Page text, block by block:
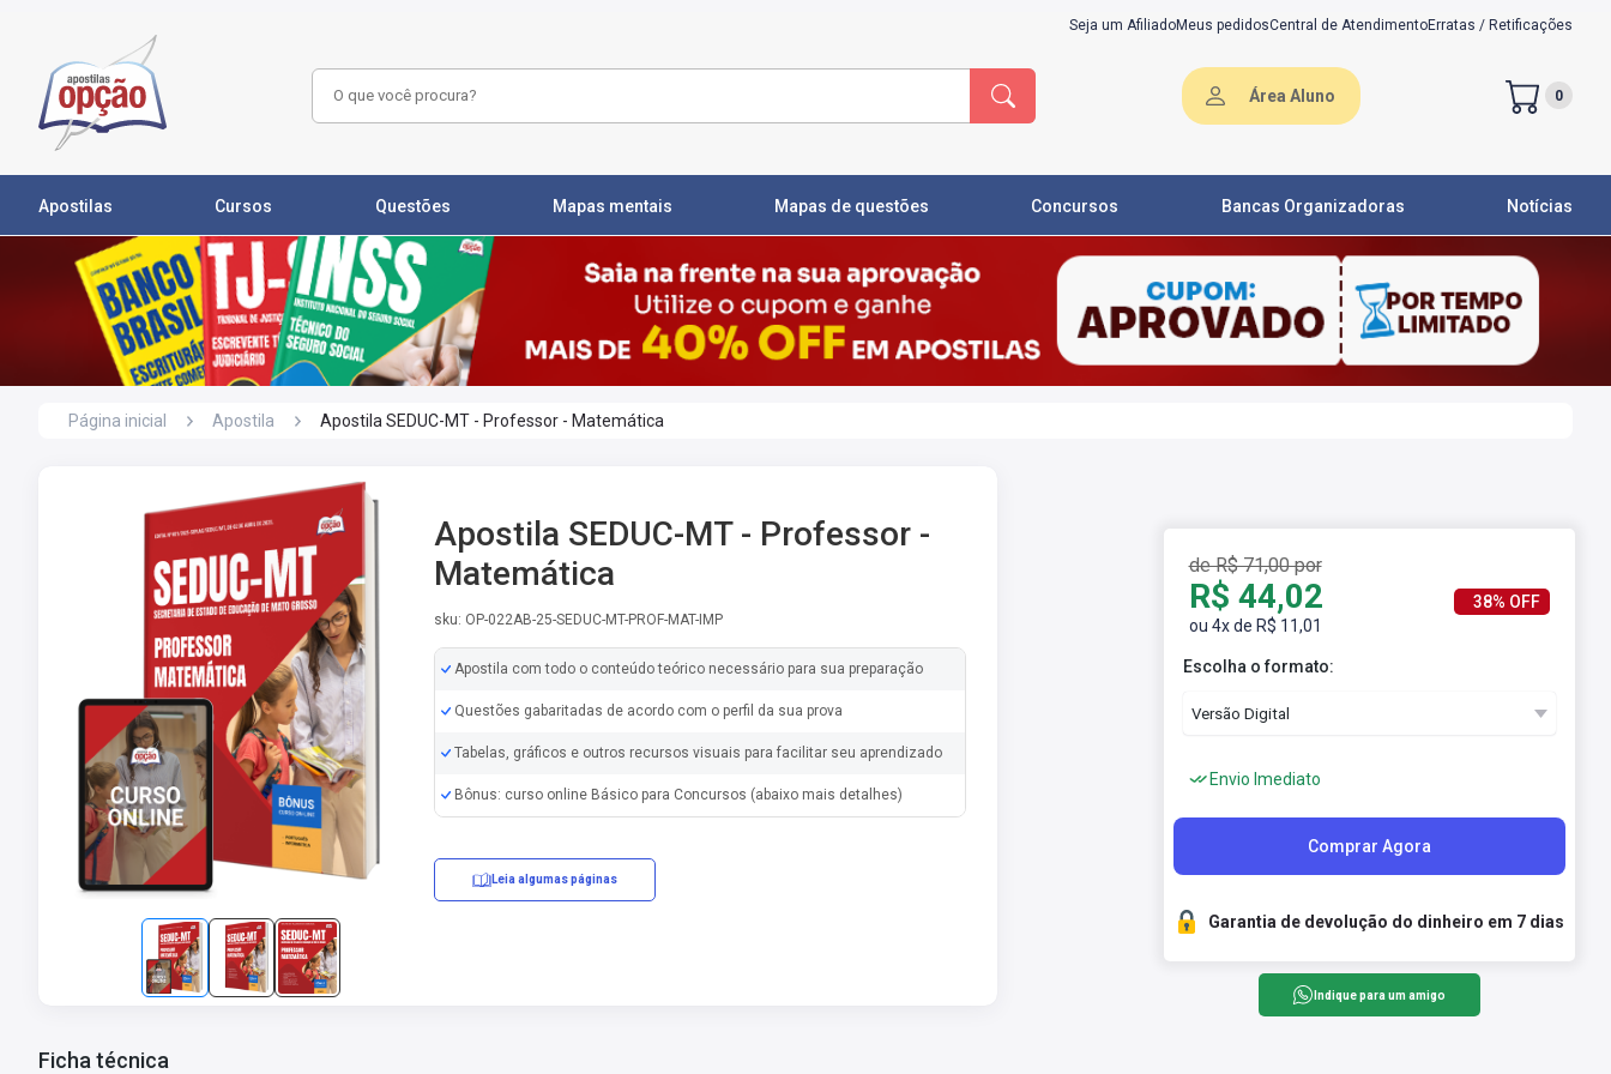
Seja um AfiliadoMeus pedidosCentral de AtendimentoErratas / Retificações
Área Aluno 0
Apostilas Cursos Questões Mapas mentais Mapas de questões Concursos Bancas Organizadoras Notícias
Página inicial Apostila Apostila SEDUC-MT - Professor - Matemática
Apostila SEDUC-MT - Professor -
Matemática
sku: OP-022AB-25-SEDUC-MT-PROF-MAT-IMP
Apostila com todo o conteúdo teórico necessário para sua preparação
Questões gabaritadas de acordo com o perfil da sua prova
Tabelas, gráficos e outros recursos visuais para facilitar seu aprendizado
Bônus: curso online Básico para Concursos (abaixo mais detalhes)
Leia algumas páginas
Ficha técnica
de R$ 71,00 por
R$ 44,02
ou 4x de R$ 11,01
38% OFF
Escolha o formato:
Envio Imediato
Comprar Agora
Garantia de devolução do dinheiro em 7 dias
Indique para um amigo